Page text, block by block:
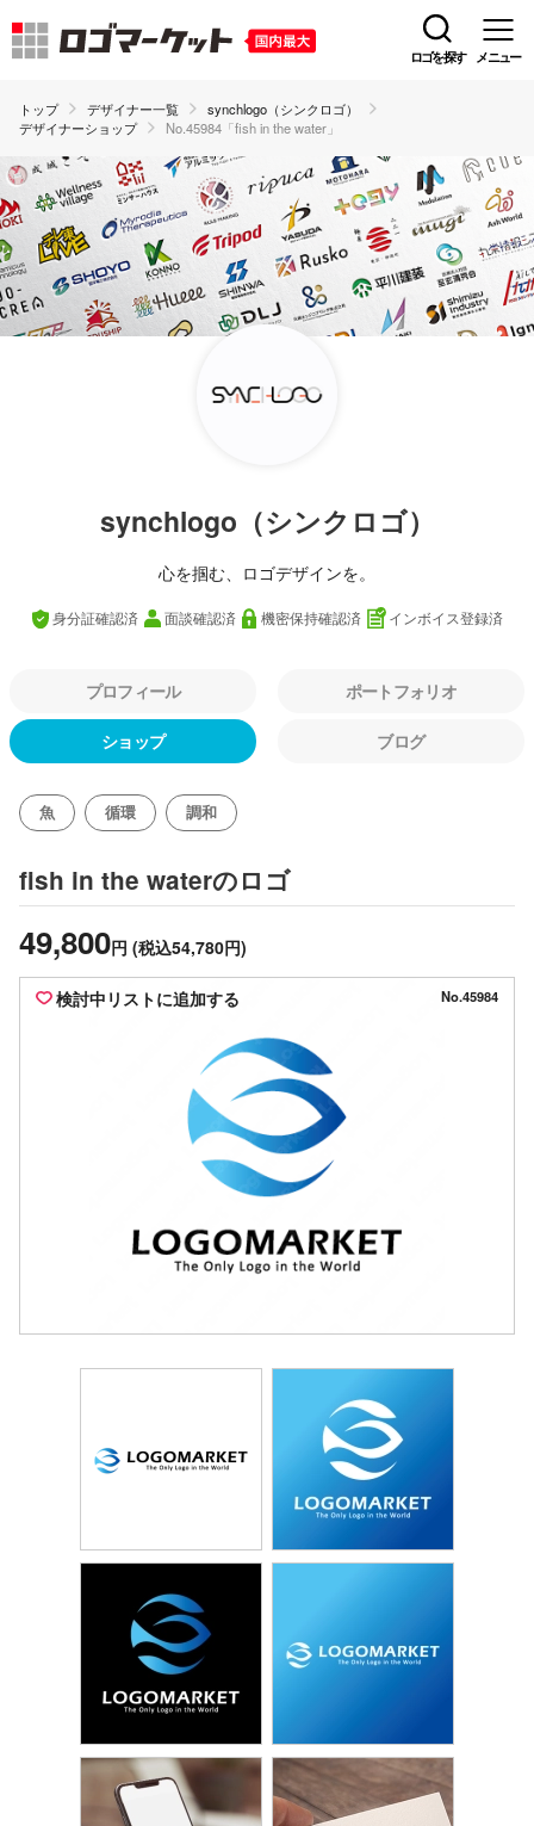
ロゴを探す メニュー
トップ デザイナー一覧
synchlogo（シンクロゴ）
デザイナーショップ
No.45984「fish in the water」
synchlogo（シンクロゴ）
心を掴む、ロゴデザインを。
身分証確認済 面談確認済 機密保持確認済 インボイス登録済
プロフィール ポートフォリオ
ショップ ブログ
魚 循環 調和
fish in the waterのロゴ
49,800円 (税込54,780円)
検討中リストに追加する No.45984